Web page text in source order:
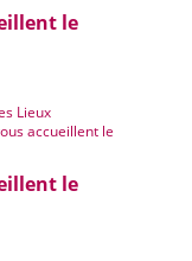
le
le
Lieux
accueillent le